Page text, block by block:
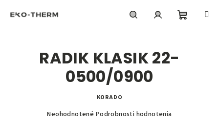
RADIK KLASIK 22-
0500/0900
KORADO
Priemerné
Neohodnotené Podrobnosti hodnotenia